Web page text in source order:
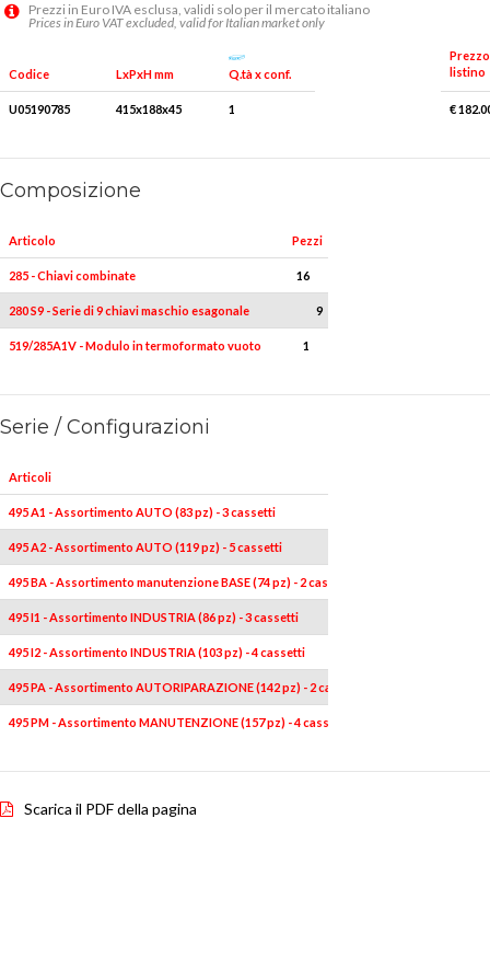
Prezzi in Euro IVA esclusa, validi solo per il mercato italiano
Prices in Euro VAT excluded, valid for Italian market only
Codice LxPxH mm Q.tà x conf.
Prezzo
listino
U05190785 415x188x45 1 €
Composizione
Articolo Pezzi
285 - Chiavi combinate 16
280 S9 - Serie di 9 chiavi maschio esagonale 9
519/285A1V - Modulo in termoformato vuoto 1
Serie / Configurazioni
Articoli
495 A1 - Assortimento AUTO (83 pz) - 3 cassetti
495 A2 - Assortimento AUTO (119 pz) - 5 cassetti
495 BA - Assortimento manutenzione BASE (74 pz) - 2 cassetti
495 I1 - Assortimento INDUSTRIA (86 pz) - 3 cassetti
495 I2 - Assortimento INDUSTRIA (103 pz) - 4 cassetti
495 PA - Assortimento AUTORIPARAZIONE (142 pz) - 2 cassetti
495 PM - Assortimento MANUTENZIONE (157 pz) - 4 cassetti
Scarica il PDF della pagina